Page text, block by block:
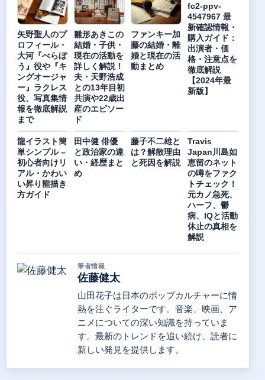
矢野聖人のプ
ロフィール・
大河『べらぼ
う』役や『キ
ングオージャ
ー』ラクレス
役、写真集情
報を徹底解説
まで
雛形あきこの
結婚・子供・
現在の活動を
詳しく解説！
夫・天野浩成
との13年目初
共演や22歳出
産のエピソー
ド
ファンキー加
藤の結婚・離
婚と現在の活
動まとめ
fc2-ppv-
4547967 最
新確認情報・
購入ガイド：
出演者・価
格・注意点を
徹底解説
【2024年最
新版】
龍イラスト簡
単シンプル –
初心者向けリ
アル・かわい
い昇り龍描き
方ガイド
田中健 俳優
と政治家の違
い・経歴まと
め
藤子不二雄と
は？解散理由
と死因を解説
Travis
Japan川島如
恵留のネット
の噂をファク
トチェック！
元カノ急死、
ハーフ、鬱
病、IQと活動
休止の真相を
解説
筆者情報
佐藤健太
山田花子は日本のポップカルチャーに情
熱を注ぐライターです。音楽、映画、ア
ニメについての深い知識を持っていま
す。最新のトレンドを追い続け、読者に
新しい発見を提供します。